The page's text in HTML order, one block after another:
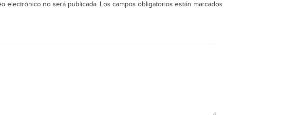
electrónico no será publicada. Los campos obligatorios están marcados